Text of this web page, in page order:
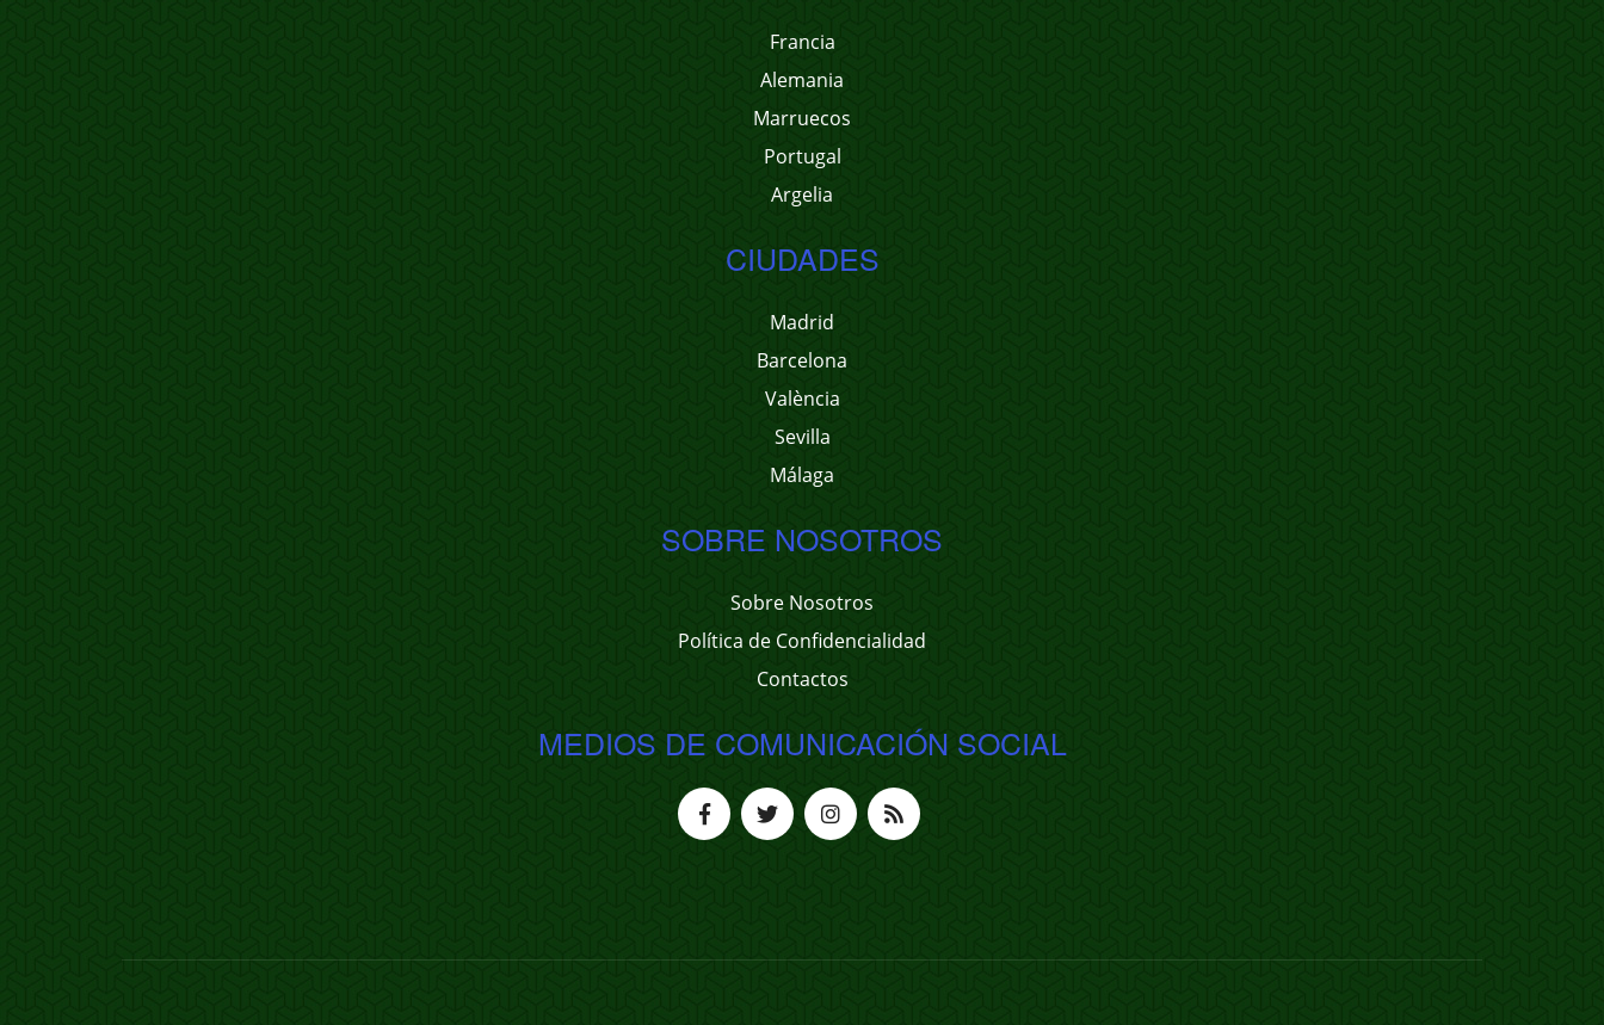
Francia
Alemania
Marruecos
Portugal
Argelia
CIUDADES
Madrid
Barcelona
València
Sevilla
Málaga
SOBRE NOSOTROS
Sobre Nosotros
Política de Confidencialidad
Contactos
MEDIOS DE COMUNICACIÓN SOCIAL